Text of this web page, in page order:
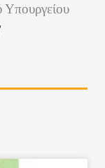
Υπουργείου